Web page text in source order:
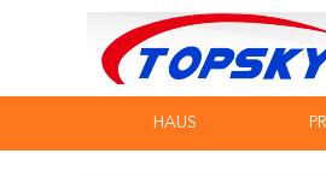
HAUS